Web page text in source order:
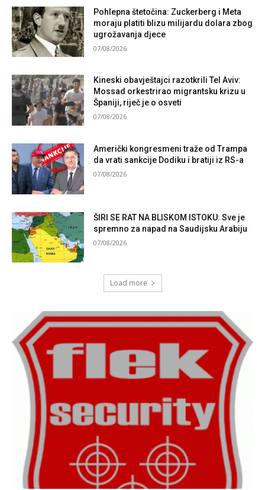
Pohlepna štetočina: Zuckerberg i Meta
moraju platiti blizu milijardu dolara zbog
ugrožavanja djece
07/08/2026
Kineski obavještajci razotkrili Tel Aviv:
Mossad orkestrirao migrantsku krizu u
Španiji, riječ je o osveti
07/08/2026
Američki kongresmeni traže od Trampa
da vrati sankcije Dodiku i bratiji iz RS-a
07/08/2026
ŠIRI SE RAT NA BLISKOM ISTOKU: Sve je
spremno za napad na Saudijsku Arabiju
07/08/2026
Load more